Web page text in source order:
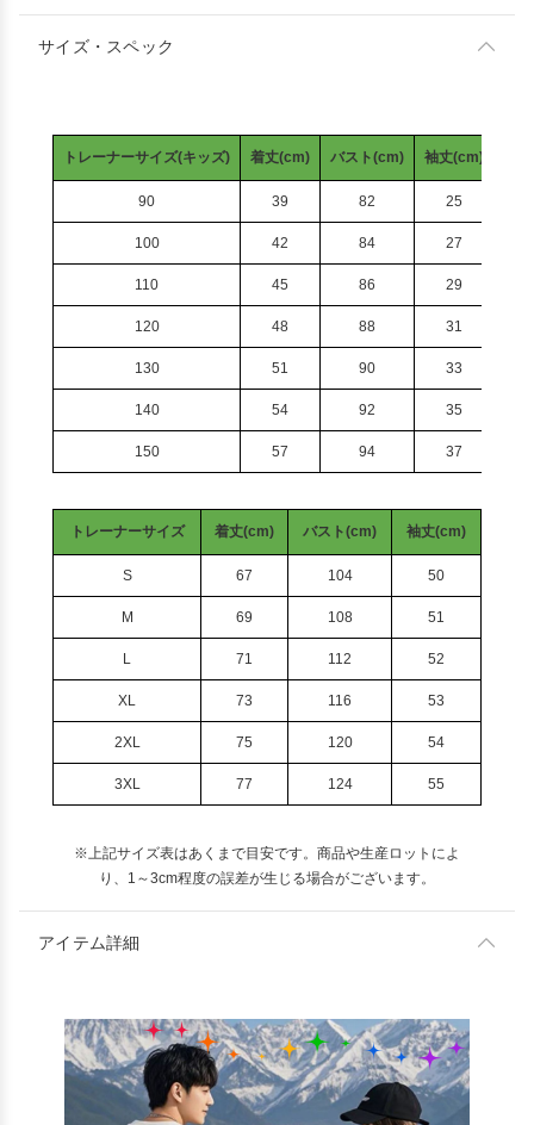
サイズ・スペック
トレーナーサイズ(キッズ) 着丈(cm) バスト(cm) 袖丈(cm)
90 39 82 25
100 42 84 27
110 45 86 29
120 48 88 31
130 51 90 33
140 54 92 35
150 57 94 37
トレーナーサイズ 着丈(cm) バスト(cm) 袖丈(cm)
S 67 104 50
M 69 108 51
L 71 112 52
XL 73 116 53
2XL 75 120 54
3XL 77 124 55
※上記サイズ表はあくまで目安です。商品や生産ロットによ
り、1～3cm程度の誤差が生じる場合がございます。
アイテム詳細